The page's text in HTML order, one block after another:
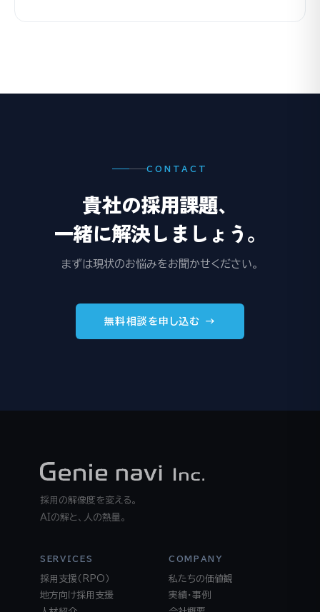
CONTACT
貴社の採用課題、
一緒に解決しましょう。
まずは現状のお悩みをお聞かせください。
無料相談を申し込む →
採用の解像度を変える。
AIの解と、人の熱量。
SERVICES
採用支援（RPO）
地方向け採用支援
COMPANY
私たちの価値観
実績・事例